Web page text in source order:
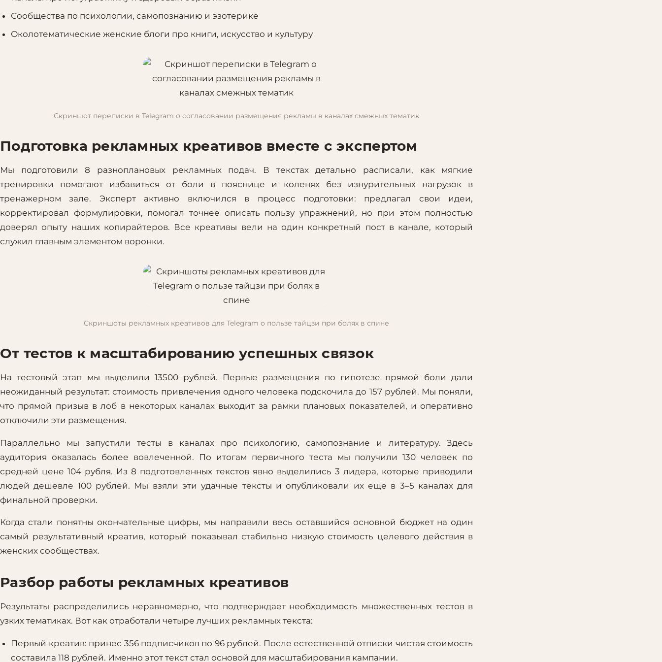
Сообщества по психологии, самопознанию и эзотерике
Околотематические женские блоги про книги, искусство и культуру
Скриншот переписки в Telegram о согласовании размещения рекламы в каналах смежных тематик
Подготовка рекламных креативов вместе с экспертом
Мы подготовили 8 разноплановых рекламных подач. В текстах детально расписали, как мягкие
тренировки помогают избавиться от боли в пояснице и коленях без изнурительных нагрузок в
тренажерном зале. Эксперт активно включился в процесс подготовки: предлагал свои идеи,
корректировал формулировки, помогал точнее описать пользу упражнений, но при этом полностью
доверял опыту наших копирайтеров. Все креативы вели на один конкретный пост в канале, который
служил главным элементом воронки.
Скриншоты рекламных креативов для Telegram о пользе тайцзи при болях в спине
От тестов к масштабированию успешных связок
На тестовый этап мы выделили 13500 рублей. Первые размещения по гипотезе прямой боли дали
неожиданный результат: стоимость привлечения одного человека подскочила до 157 рублей. Мы поняли,
что прямой призыв в лоб в некоторых каналах выходит за рамки плановых показателей, и оперативно
отключили эти размещения.
Параллельно мы запустили тесты в каналах про психологию, самопознание и литературу. Здесь
аудитория оказалась более вовлеченной. По итогам первичного теста мы получили 130 человек по
средней цене 104 рубля. Из 8 подготовленных текстов явно выделились 3 лидера, которые приводили
людей дешевле 100 рублей. Мы взяли эти удачные тексты и опубликовали их еще в 3–5 каналах для
финальной проверки.
Когда стали понятны окончательные цифры, мы направили весь оставшийся основной бюджет на один
самый результативный креатив, который показывал стабильно низкую стоимость целевого действия в
женских сообществах.
Разбор работы рекламных креативов
Результаты распределились неравномерно, что подтверждает необходимость множественных тестов в
узких тематиках. Вот как отработали четыре лучших рекламных текста:
Первый креатив: принес 356 подписчиков по 96 рублей. После естественной отписки чистая стоимость
составила 118 рублей. Именно этот текст стал основой для масштабирования кампании.